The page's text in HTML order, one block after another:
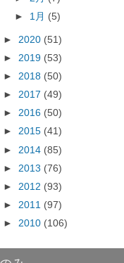
► 1月 (5)
► 2020 (51)
► 2019 (53)
► 2018 (50)
► 2017 (49)
► 2016 (50)
► 2015 (41)
► 2014 (85)
► 2013 (76)
► 2012 (93)
► 2011 (97)
► 2010 (106)